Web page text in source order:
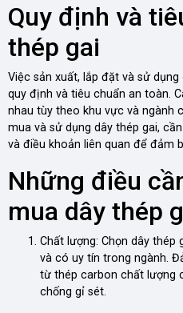
Quy định và
thép gai
Việc sản xuất, lắp đặt và sử
quy định và tiêu chuẩn an toàn.
nhau tùy theo khu vực và ngành
mua và sử dụng dây thép gai,
và điều khoản liên quan để đảm
Những điều
mua dây thép
Chất lượng: Chọn dây
và có uy tín trong ngành.
từ thép carbon chất lượng
chống gỉ sét.